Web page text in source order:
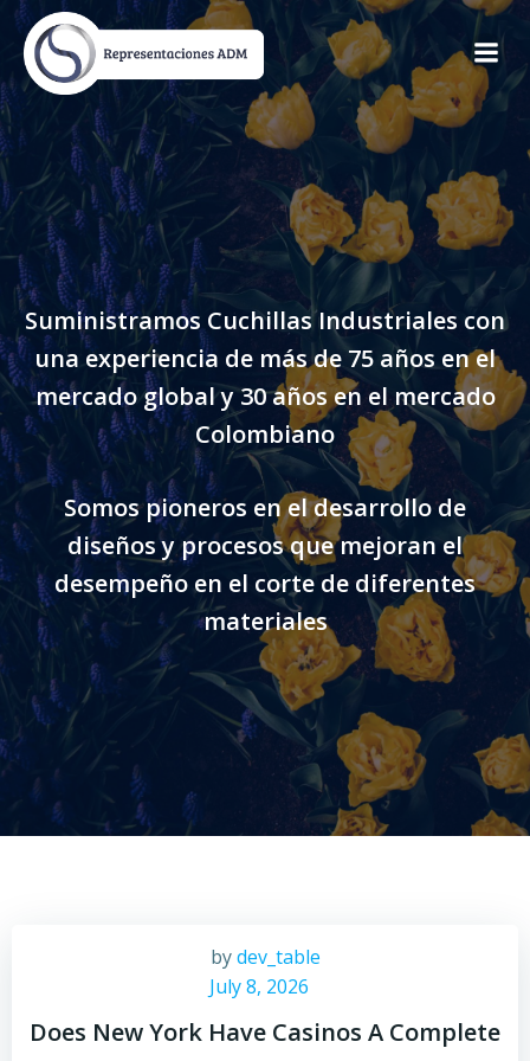
Skip
content
Suministramos Cuchillas Industriales con
una experiencia de más de 75 años en el
mercado global y 30 años en el mercado
Colombiano
Somos pioneros en el desarrollo de
diseños y procesos que mejoran el
desempeño en el corte de diferentes
materiales
bydev_table
July 8, 2026
Does New York Have Casinos A Complete